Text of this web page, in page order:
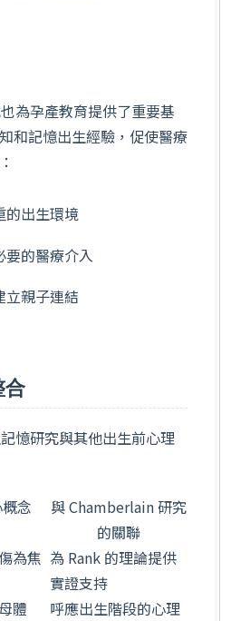
為孕產教育提供了重要基
和記憶出生經驗，促使醫療
的出生環境
要的醫療介入
立親子連結
合
憶研究與其他出生前心理
念
與 Chamberlain 研究
的關聯
為焦 為 Rank 的理論提供
實證支持
體
呼應出生階段的心理